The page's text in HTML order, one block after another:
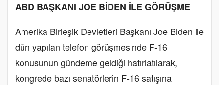
ABD BAŞKANI JOE BİDEN İLE GÖRÜŞME
Amerika Birleşik Devletleri Başkanı Joe Biden ile
dün yapılan telefon görüşmesinde F-16
konusunun gündeme geldiği hatırlatılarak,
kongrede bazı senatörlerin F-16 satışına